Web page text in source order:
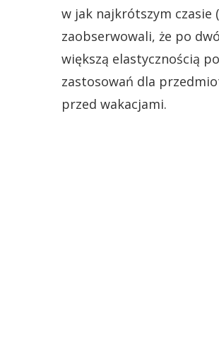
w jak najkrótszym
zaobserwowali, że po
większą elastycznością
zastosowań dla
przed wakacjami.